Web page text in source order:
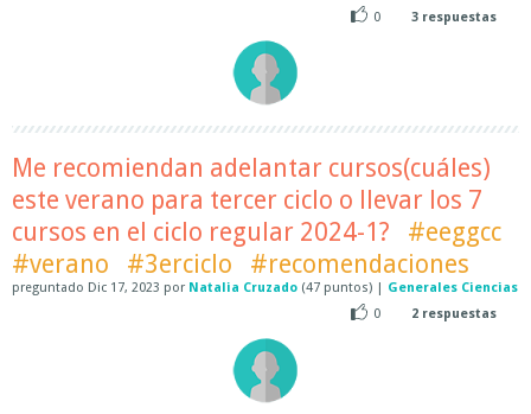
0
3 respuestas
Me recomiendan adelantar cursos(cuáles)
este verano para tercer ciclo o llevar los 7
cursos en el ciclo regular 2024-1?
#eeggcc
#verano
#3erciclo #recomendaciones
preguntado Dic 17, 2023 por Natalia Cruzado (47 puntos) | Generales Ciencias
0
2 respuestas